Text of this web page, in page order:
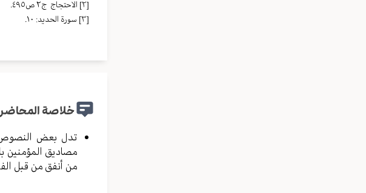
[٢]
الاحتجاج ج٢ ص٤٩٥.
[٣]
سورة الحديد: ١٠.
خلاصة
تدل بعض النصوص
مصاديق المؤمنين
من أنفق من قبل